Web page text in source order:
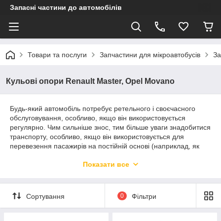
Запасні частини до автомобілів
Товари та послуги Запчастини для мікроавтобусів
Кульові опори Renault Master, Opel Movano
Будь-який автомобіль потребує ретельного і своєчасного
обслуговування, особливо, якщо він використовується
регулярно. Чим сильніше знос, тим більше уваги знадобитися
транспорту, особливо, якщо він використовується для
перевезення пасажирів на постійній основі (наприклад, як
опори або інші деталі для підвіски Opel Movano або Renault
Зверніть увагу, що представлена продукція реалізується як
оптом (дрібним, середнім або великим), так і в роздріб. Ціни
конкурентоспроможні, а для постійних оптових клієнтів діє
Показати все
Сортування 0 Фільтри